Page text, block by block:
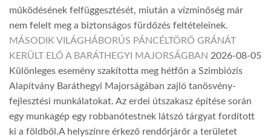
működésének felfüggesztését, miután a vízminőség már
nem felelt meg a biztonságos fürdőzés feltételeinek.
MÁSODIK VILÁGHÁBORÚS PÁNCÉLTÖRŐ GRÁNÁT
KERÜLT ELŐ A BARÁTHEGYI MAJORSÁGBAN 2026-08-05
Különleges esemény szakította meg hétfőn a Szimbiózis
Alapítvány Baráthegyi Majorságában zajló tanösvény-
fejlesztési munkálatokat. Az erdei útszakasz építése során
egy munkagép egy robbanótestnek látszó tárgyat fordított
ki a földből.A helyszínre érkező rendőrjárőr a területet